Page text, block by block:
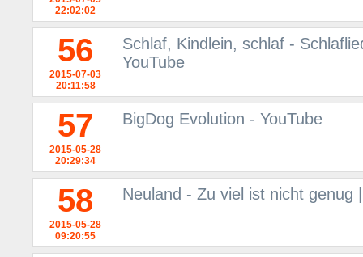
22:02:02
56
2015-07-03
20:11:58
Schlaf, Kindlein, schlaf -
YouTube
57
2015-05-28
20:29:34
BigDog Evolution - YouTube
58
2015-05-28
09:20:55
Neuland - Zu viel ist nicht genug